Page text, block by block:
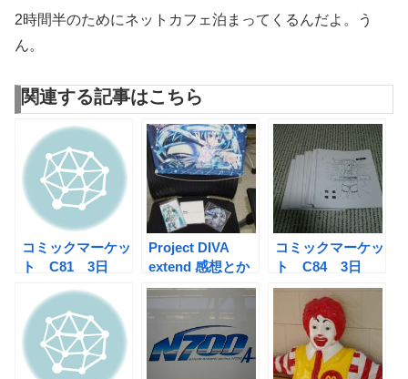
2時間半のためにネットカフェ泊まってくるんだよ。う
ん。
関連する記事はこちら
コミックマーケッ
ト C81 3日
Project DIVA
extend 感想とか
コミックマーケッ
ト C84 3日
目 オハヨー、ア
ンダーグラウンド
再び